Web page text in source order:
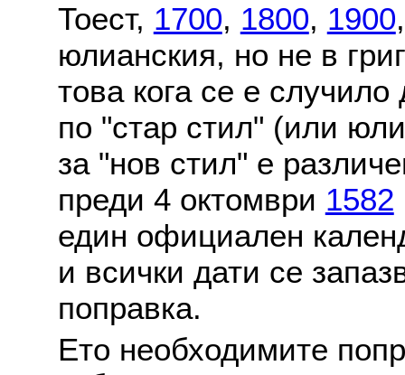
Тоест, 1700, 1800, 1900
юлианския, но не в
това кога се е
по "стар стил" (или
за "нов стил" е
преди 4 октомври 1582
един официален
и всички дати се
поправка.
Ето необходимите